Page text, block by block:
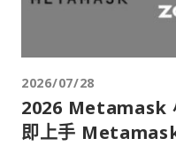
2026/07/28
2026 Metamask
即上手